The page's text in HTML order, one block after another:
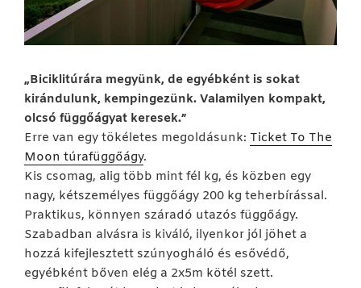
„Biciklitúrára megyünk, de egyébként is sokat
kirándulunk, kempingezünk. Valamilyen kompakt,
olcsó függőágyat keresek.”
Erre van egy tökéletes megoldásunk: Ticket To The
Moon túrafüggőágy.
Kis csomag, alig több mint fél kg, és közben egy
nagy, kétszemélyes függőágy 200 kg teherbírással.
Praktikus, könnyen száradó utazós függőágy.
Szabadban alvásra is kiváló, ilyenkor jól jöhet a
hozzá kifejlesztett szúnyogháló és esővédő,
egyébként bőven elég a 2x5m kötél szett.